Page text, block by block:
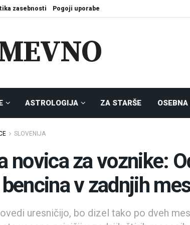
zasebnosti Pogoji uporabe
ASTROLOGIJA ZA STARŠE
SLOVENIJA
novica za voznike:
v zadnjih
uresničijo, bo dizel tako po dveh